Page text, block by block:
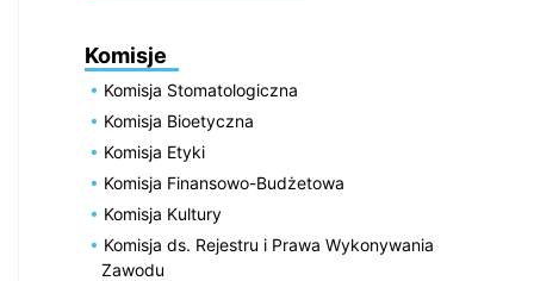
Komisje
Komisja Stomatologiczna
Komisja Bioetyczna
Komisja Etyki
Komisja Finansowo-Budżetowa
Komisja Kultury
Komisja ds. Rejestru i Prawa Wykonywania
Zawodu